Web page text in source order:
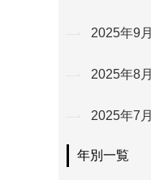
2025年9月
2025年8月
2025年7月
年別一覧